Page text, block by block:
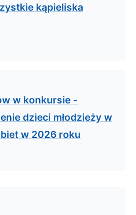
kąpieliska
w konkursie -
dzieci młodzieży w
w 2026 roku